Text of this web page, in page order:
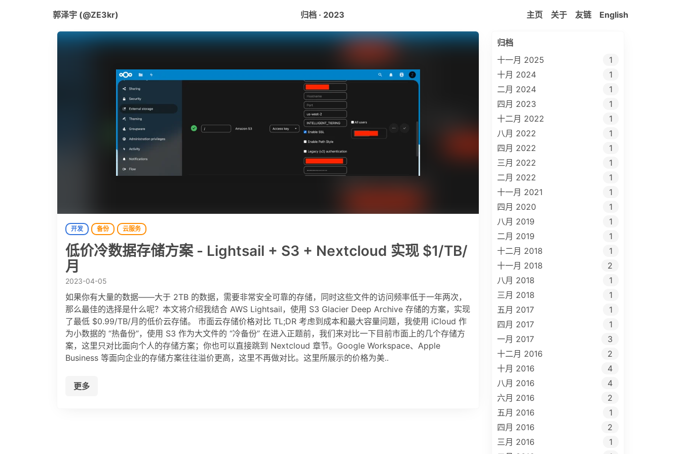
郭泽宇 (@ZE3kr) 归档 · 2023 主页 关于 友链 English
开发 备份 云服务
低价冷数据存储方案 - Lightsail + S3 + Nextcloud 实现 $1/TB/
月
2023-04-05
如果你有大量的数据——大于 2TB 的数据，需要非常安全可靠的存储，同时这些文件的访问频率低于一年两次，
那么最佳的选择是什么呢？本文将介绍我结合 AWS Lightsail，使用 S3 Glacier Deep Archive 存储的方案，实现
了最低 $0.99/TB/月的低价云存储。 市面云存储价格对比 TL;DR 考虑到成本和最大容量问题，我使用 iCloud 作
为小数据的 “热备份”，使用 S3 作为大文件的 “冷备份” 在进入正题前，我们来对比一下目前市面上的几个存储方
案，这里只对比面向个人的存储方案；你也可以直接跳到 Nextcloud 章节。Google Workspace、Apple
Business 等面向企业的存储方案往往溢价更高，这里不再做对比。这里所展示的价格为美..
更多
归档
十一月 2025
1
十月 2024
1
二月 2024
1
四月 2023
1
十二月 2022
1
八月 2022
1
四月 2022
1
三月 2022
1
二月 2022
1
十一月 2021
1
四月 2020
1
八月 2019
1
二月 2019
1
十二月 2018
1
十一月 2018
2
八月 2018
1
三月 2018
1
五月 2017
1
四月 2017
1
一月 2017
3
十二月 2016
2
十月 2016
4
八月 2016
4
六月 2016
2
五月 2016
1
四月 2016
2
三月 2016
1